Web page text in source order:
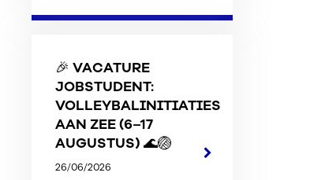
🎉 VACATURE
JOBSTUDENT:
VOLLEYBALINITIATIES
AAN ZEE (6–17
AUGUSTUS) 🌊🏐
26/06/2026